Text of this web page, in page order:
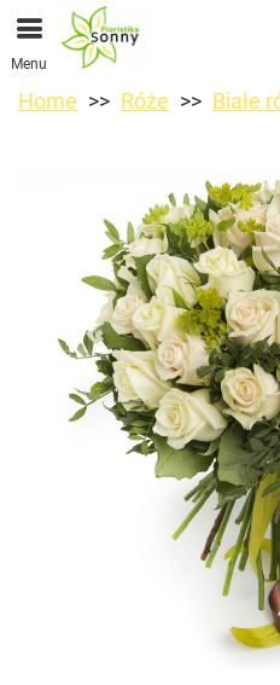
Menu
Home Róże Białe